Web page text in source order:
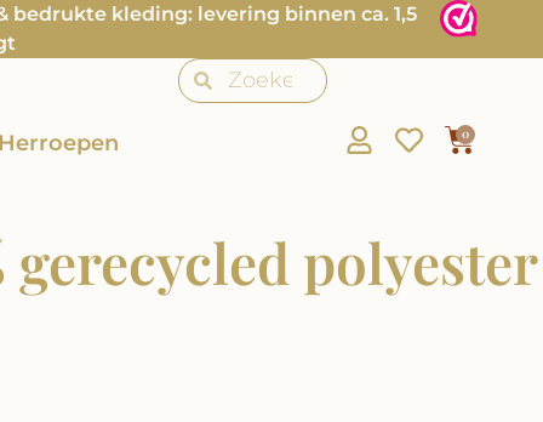
bedrukte kleding: levering binnen ca. 1,5
0
polyester